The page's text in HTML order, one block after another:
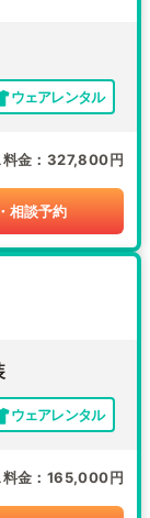
ウェアレンタル
金 327,800円
相談予約
ウェアレンタル
金 165,000円